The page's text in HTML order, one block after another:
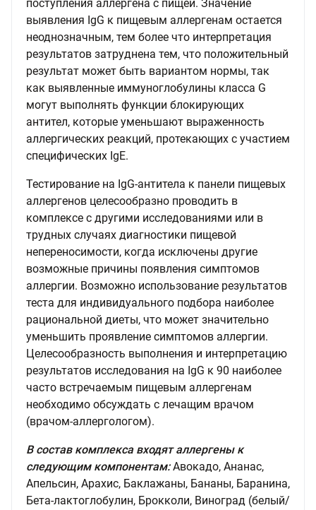
поступления аллергена с пищей. Значение
выявления IgG к пищевым аллергенам остается
неоднозначным, тем более что интерпретация
результатов затруднена тем, что положительный
результат может быть вариантом нормы, так
как выявленные иммуноглобулины класса G
могут выполнять функции блокирующих
антител, которые уменьшают выраженность
аллергических реакций, протекающих с участием
специфических IgE.
Тестирование на IgG-антитела к панели пищевых
аллергенов целесообразно проводить в
комплексе с другими исследованиями или в
трудных случаях диагностики пищевой
непереносимости, когда исключены другие
возможные причины появления симптомов
аллергии. Возможно использование результатов
теста для индивидуального подбора наиболее
рациональной диеты, что может значительно
уменьшить проявление симптомов аллергии.
Целесообразность выполнения и интерпретацию
результатов исследования на IgG к 90 наиболее
часто встречаемым пищевым аллергенам
необходимо обсуждать с лечащим врачом
(врачом-аллергологом).
В состав комплекса входят аллергены к
следующим компонентам:Авокадо, Ананас,
Апельсин, Арахис, Баклажаны, Бананы, Баранина,
Бета-лактоглобулин, Брокколи, Виноград (белый/